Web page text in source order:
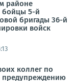
районе
бойцы 5-й
бригады 36-й
войск
коллег по